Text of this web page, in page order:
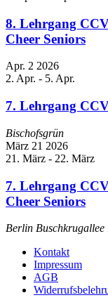
8. Lehrgang
Cheer Seniors
Apr. 2 2026
2. Apr. - 5. Apr.
7. Lehrgang
Bischofsgrün
März 21 2026
21. März - 22. März
7. Lehrgang
Cheer Seniors
Berlin
Kontakt
Impressum
AGB